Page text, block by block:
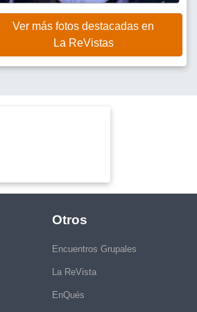
Ver más fotos destacadas en
La ReVistas
Otros
Encuentros Grupales
La ReVista
EnQués